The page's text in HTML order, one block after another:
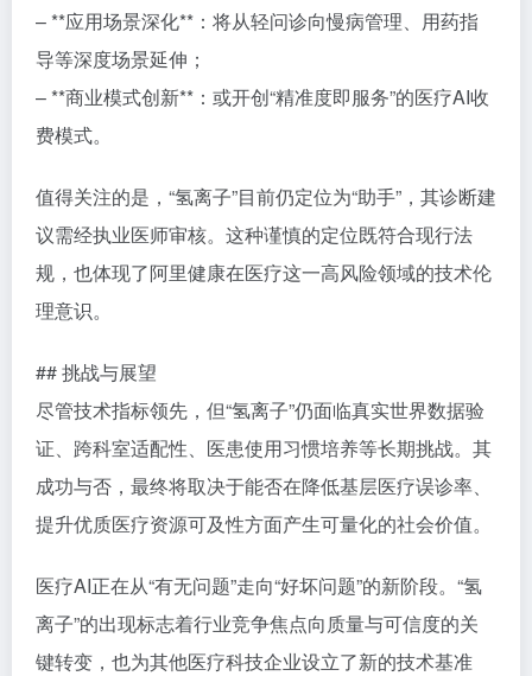
– **应用场景深化**：将从轻问诊向慢病管理、用药指
导等深度场景延伸；
– **商业模式创新**：或开创“精准度即服务”的医疗AI收
费模式。
值得关注的是，“氢离子”目前仍定位为“助手”，其诊断建
议需经执业医师审核。这种谨慎的定位既符合现行法
规，也体现了阿里健康在医疗这一高风险领域的技术伦
理意识。
## 挑战与展望
尽管技术指标领先，但“氢离子”仍面临真实世界数据验
证、跨科室适配性、医患使用习惯培养等长期挑战。其
成功与否，最终将取决于能否在降低基层医疗误诊率、
提升优质医疗资源可及性方面产生可量化的社会价值。
医疗AI正在从“有无问题”走向“好坏问题”的新阶段。“氢
离子”的出现标志着行业竞争焦点向质量与可信度的关
键转变，也为其他医疗科技企业设立了新的技术基准